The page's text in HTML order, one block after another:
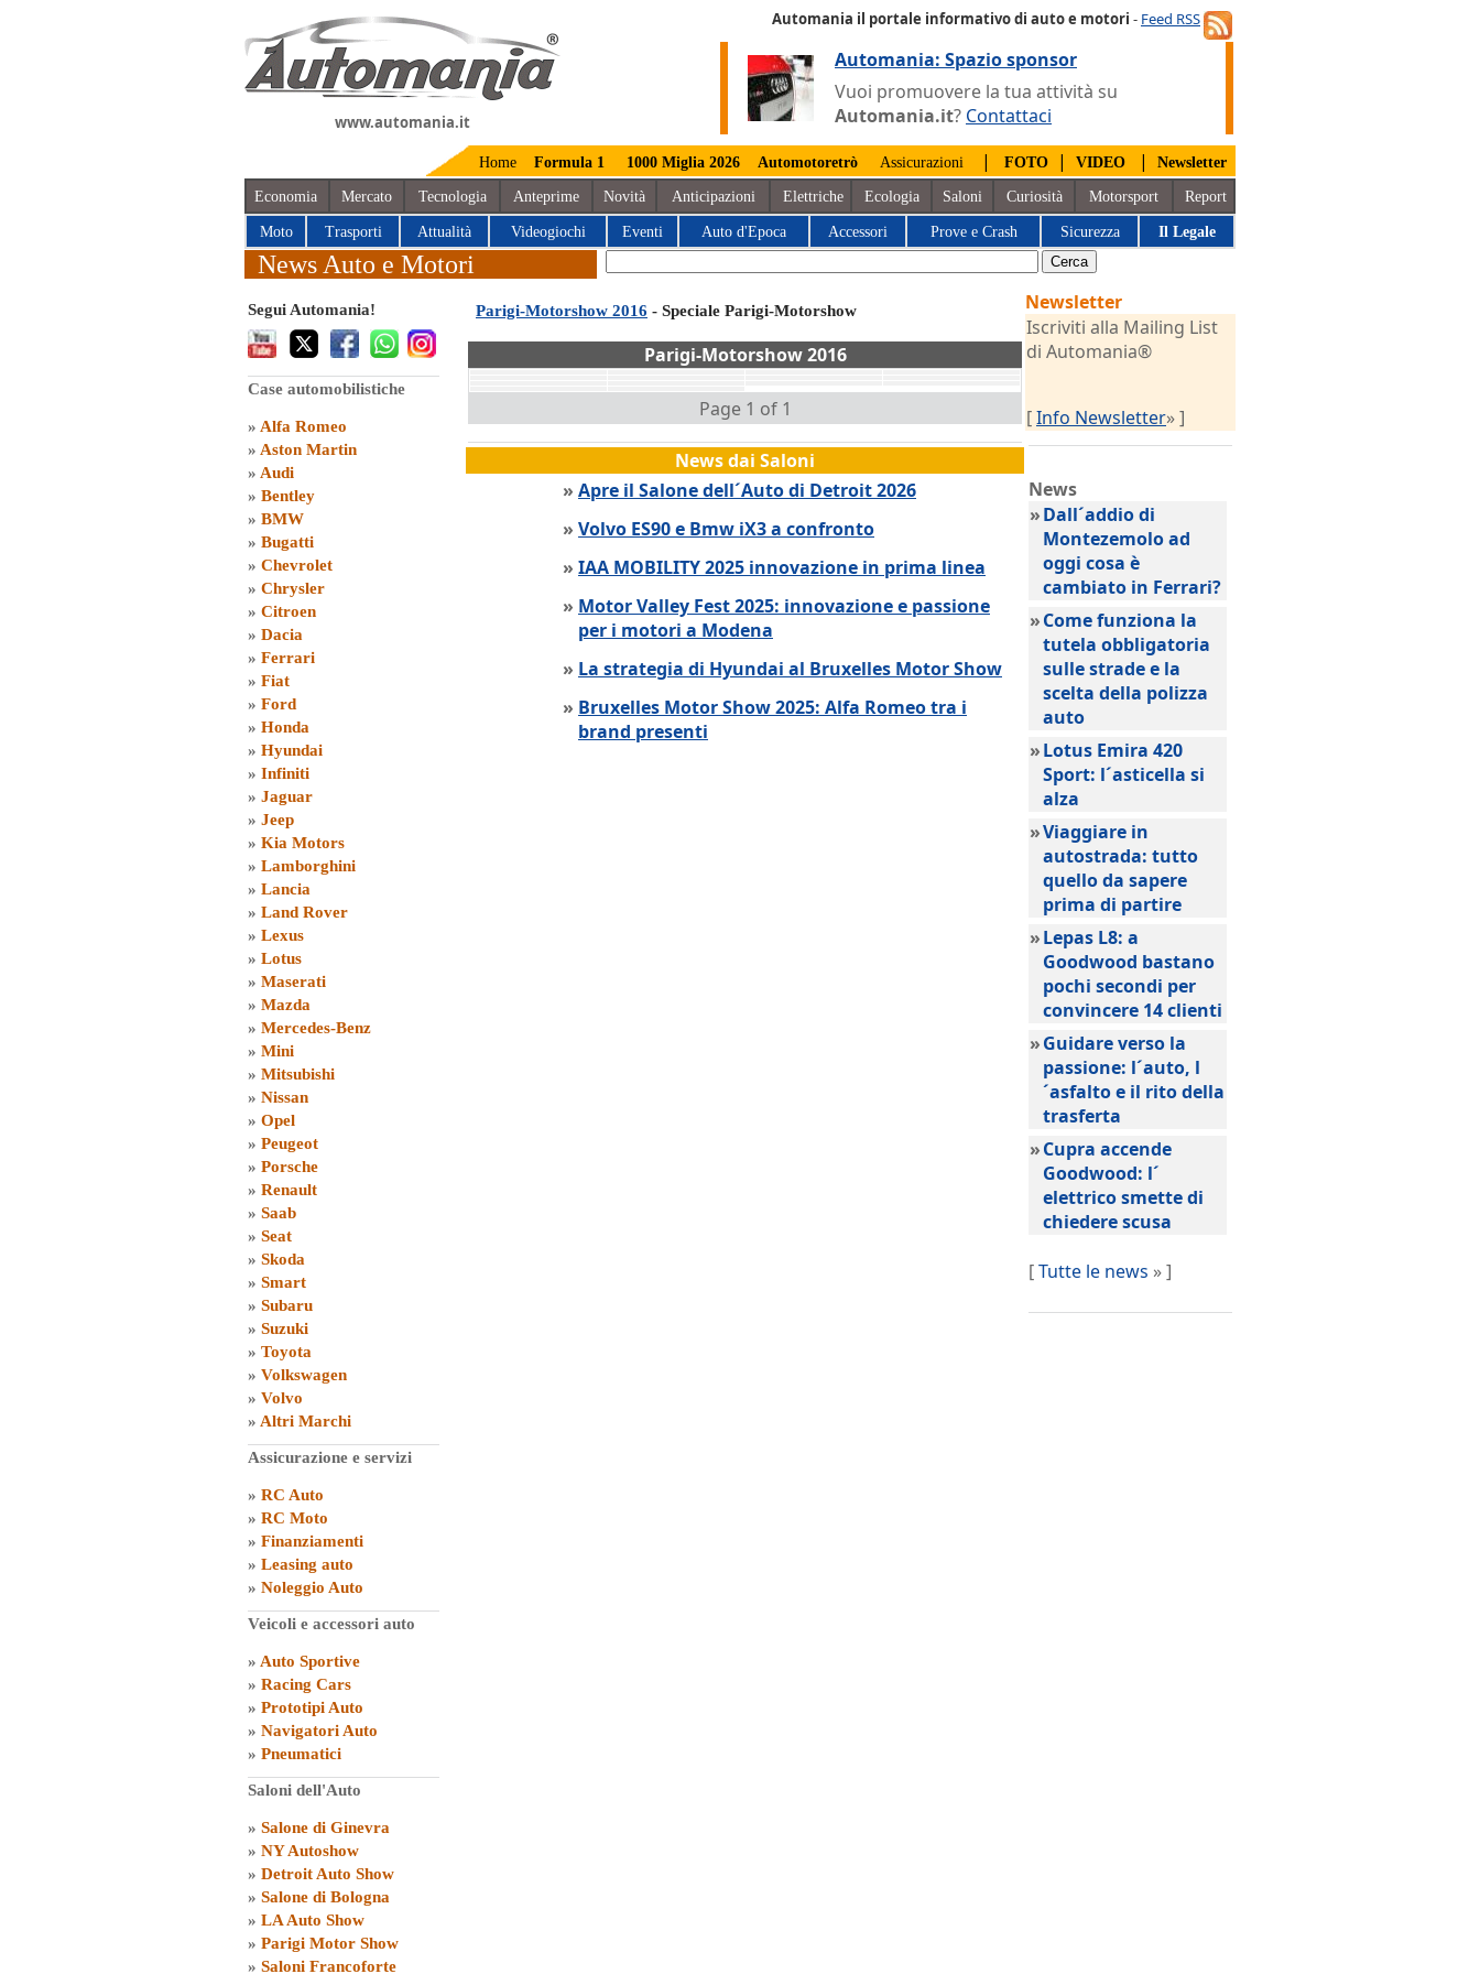
www.automania.it
Automania il portale informativo di auto e motori - Feed RSS
Automania: Spazio sponsor
Vuoi promuovere la tua attività su
Automania.it? Contattaci
Home Formula 1 1000 Miglia 2026 Automotoretrò Assicurazioni | FOTO | VIDEO | Newsletter
Economia Mercato Tecnologia Anteprime Novità Anticipazioni Elettriche Ecologia Saloni Curiosità Motorsport Report
Moto Trasporti Attualità Videogiochi Eventi Auto d'Epoca Accessori Prove e Crash Sicurezza Il Legale
News Auto e Motori
Segui Automania!
Case automobilistiche
» Alfa Romeo
» Aston Martin
» Audi
» Bentley
» BMW
» Bugatti
» Chevrolet
» Chrysler
» Citroen
» Dacia
» Ferrari
» Fiat
» Ford
» Honda
» Hyundai
» Infiniti
» Jaguar
» Jeep
» Kia Motors
» Lamborghini
» Lancia
» Land Rover
» Lexus
» Lotus
» Maserati
» Mazda
» Mercedes-Benz
» Mini
» Mitsubishi
» Nissan
» Opel
» Peugeot
» Porsche
» Renault
» Saab
» Seat
» Skoda
» Smart
» Subaru
» Suzuki
» Toyota
» Volkswagen
» Volvo
» Altri Marchi
Assicurazione e servizi
» RC Auto
» RC Moto
» Finanziamenti
» Leasing auto
» Noleggio Auto
Veicoli e accessori auto
» Auto Sportive
» Racing Cars
» Prototipi Auto
» Navigatori Auto
» Pneumatici
Saloni dell'Auto
» Salone di Ginevra
» NY Autoshow
» Detroit Auto Show
» Salone di Bologna
» LA Auto Show
» Parigi Motor Show
» Saloni Francoforte
Parigi-Motorshow 2016 - Speciale Parigi-Motorshow
Parigi-Motorshow 2016
Page 1 of 1
News dai Saloni
» Apre il Salone dell´Auto di Detroit 2026
» Volvo ES90 e Bmw iX3 a confronto
» IAA MOBILITY 2025 innovazione in prima linea
» Motor Valley Fest 2025: innovazione e passione
per i motori a Modena
» La strategia di Hyundai al Bruxelles Motor Show
» Bruxelles Motor Show 2025: Alfa Romeo tra i
brand presenti
Newsletter
Iscriviti alla Mailing List
di Automania®
[Info Newsletter» ]
News
»Dall´addio di
Montezemolo ad
oggi cosa è
cambiato in Ferrari?
»Come funziona la
tutela obbligatoria
sulle strade e la
scelta della polizza
auto
»Lotus Emira 420
Sport: l´asticella si
alza
»Viaggiare in
autostrada: tutto
quello da sapere
prima di partire
»Lepas L8: a
Goodwood bastano
pochi secondi per
convincere 14 clienti
»Guidare verso la
passione: l´auto, l
´asfalto e il rito della
trasferta
»Cupra accende
Goodwood: l´
elettrico smette di
chiedere scusa
[Tutte le news » ]